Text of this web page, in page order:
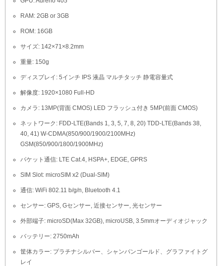
RAM: 2GB or 3GB
ROM: 16GB
サイズ: 142×71×8.2mm
重量: 150g
ディスプレイ: 5インチ IPS 液晶 マルチタッチ 静電容量式
解像度: 1920×1080 Full-HD
カメラ: 13MP(背面 CMOS) LED フラッシュ付き 5MP(前面 CMOS)
ネットワーク: FDD-LTE(Bands 1, 3, 5, 7, 8, 20) TDD-LTE(Bands 38,
40, 41) W-CDMA(850/900/1900/2100MHz)
GSM(850/900/1800/1900MHz)
パケット通信: LTE Cat.4, HSPA+, EDGE, GPRS
SIM Slot: microSIM x2 (Dual-SIM)
通信: WiFi 802.11 b/g/n, Bluetooth 4.1
センサー: GPS, Gセンサー, 近接センサー, 光センサー
外部端子: microSD(Max 32GB), microUSB, 3.5mmオーディオジャック
バッテリー: 2750mAh
筐体カラー: プラチナシルバー、シャンパンゴールド、グラファイトグ
レイ